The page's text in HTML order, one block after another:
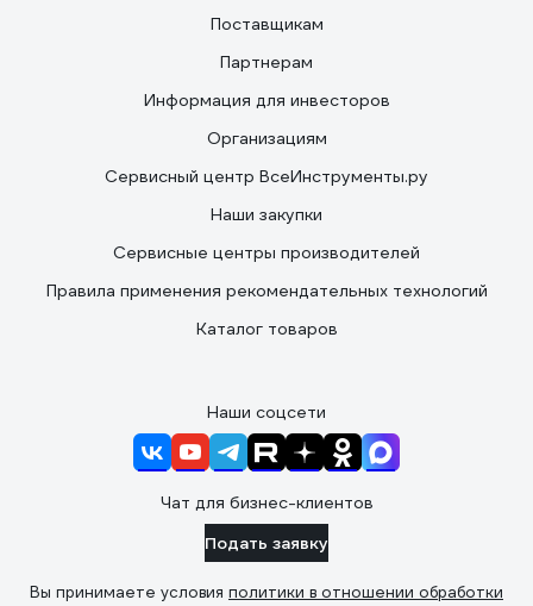
Поставщикам
Партнерам
Информация для инвесторов
Организациям
Сервисный центр ВсеИнструменты.ру
Наши закупки
Сервисные центры производителей
Правила применения рекомендательных технологий
Каталог товаров
Наши соцсети
Чат для бизнес-клиентов
Подать заявку
Вы принимаете условия политики в отношении обработки